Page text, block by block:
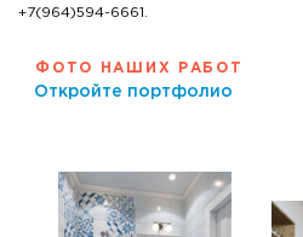
+7(964)594-6661.
ФОТО НАШИХ РАБОТ
Откройте портфолио